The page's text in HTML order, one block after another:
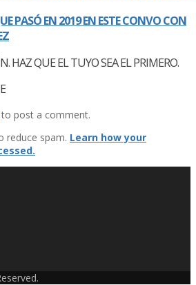
PASÓ EN 2019 EN ESTE CONVO CON
HAZ QUE EL TUYO SEA EL PRIMERO.
to post a comment.
reduce spam. Learn how your